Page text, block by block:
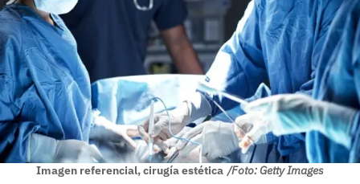
Imagen referencial, cirugía estética /Foto: Getty Images